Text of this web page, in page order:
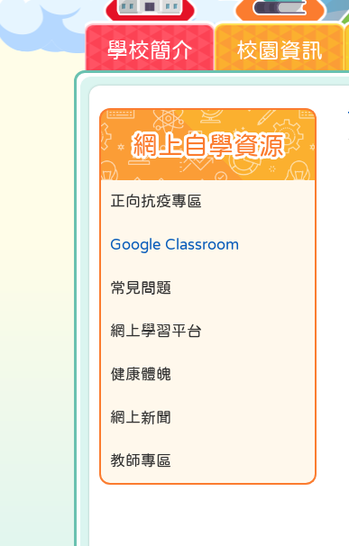
學校簡介 校園資訊
網上自學資源
正向抗疫專區
Google Classroom
常見問題
網上學習平台
健康體魄
網上新聞
教師專區